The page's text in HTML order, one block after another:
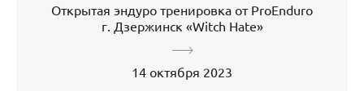
Открытая эндуро тренировка от ProEnduro
г. Дзержинск «Witch Hate»
14 октября 2023